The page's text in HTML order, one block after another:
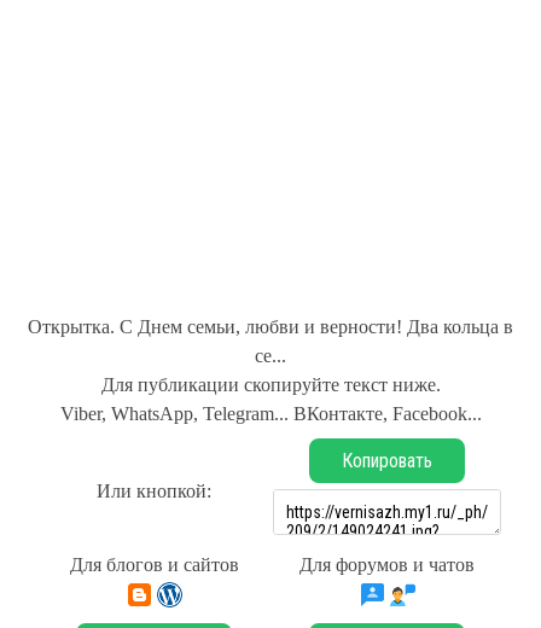
Открытка. С Днем семьи, любви и верности! Два кольца в
се...
Для публикации скопируйте текст ниже.
Viber, WhatsApp, Telegram... ВКонтакте, Facebook...
Или кнопкой:
Копировать
Для блогов и сайтов Для форумов и чатов